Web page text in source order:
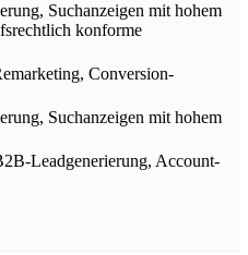
Suchanzeigen mit hohem
konforme
Conversion-
Suchanzeigen mit hohem
Leadgenerierung, Account-